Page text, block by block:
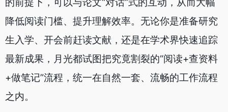
的前提下，可以与论文“对话”式的互动，从而大幅
降低阅读门槛、提升理解效率。无论你是准备研究
生入学、开会前赶读文献，还是在学术界快速追踪
最新成果，月光都试图把究竟割裂的“阅读+查资料
+做笔记”流程，统一在自然一套、流畅的工作流程
之内。